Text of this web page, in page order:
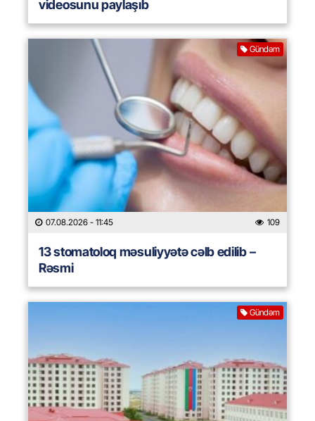
videosunu paylaşıb
Gündəm
07.08.2026 - 11:45 109
13 stomatoloq məsuliyyətə cəlb edilib –
Rəsmi
Gündəm